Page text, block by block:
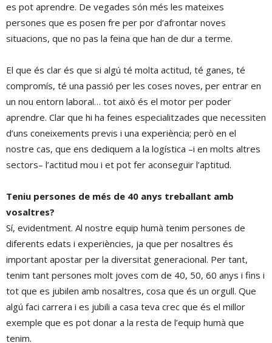
es pot aprendre. De vegades són més les mateixes
persones que es posen fre per por d’afrontar noves
situacions, que no pas la feina que han de dur a terme.
El que és clar és que si algú té molta actitud, té ganes, té
compromís, té una passió per les coses noves, per entrar en
un nou entorn laboral… tot això és el motor per poder
aprendre. Clar que hi ha feines especialitzades que necessiten
d’uns coneixements previs i una experiència; però en el
nostre cas, que ens dediquem a la logística –i en molts altres
sectors– l’actitud mou i et pot fer aconseguir l’aptitud.
Teniu persones de més de 40 anys treballant amb
vosaltres?
Sí, evidentment. Al nostre equip humà tenim persones de
diferents edats i experiències, ja que per nosaltres és
important apostar per la diversitat generacional. Per tant,
tenim tant persones molt joves com de 40, 50, 60 anys i fins i
tot que es jubilen amb nosaltres, cosa que és un orgull. Que
algú faci carrera i es jubili a casa teva crec que és el millor
exemple que es pot donar a la resta de l’equip humà que
tenim.